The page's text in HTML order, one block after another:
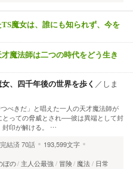
魔女は、誰にも知られず、今を
魔法師は二つの時代をどう生き
、四千年後の世界を歩く ／ しま
べきだ」と唱えた一人の天才魔法師が
とっての脅威とされ──彼は異端として封
封印が解ける。 …
完結済70話
193,599文字
ぼの 主人公最強 冒険 魔法 日常